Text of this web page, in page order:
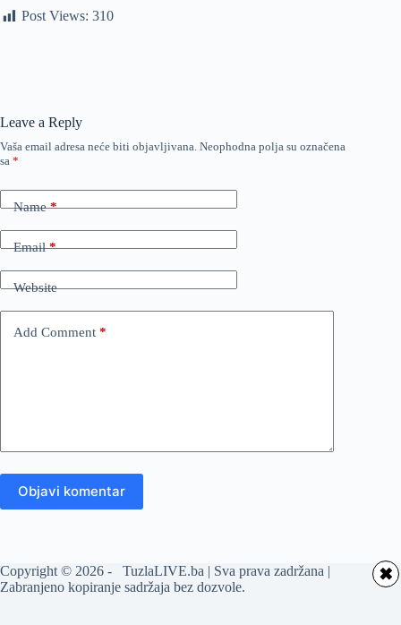
Post Views: 310
Leave a Reply
Vaša email adresa neće biti objavljivana. Neophodna polja su označena
sa *
Name*
Email*
Website
Add Comment *
Objavi komentar
Copyright © 2026 - TuzlaLIVE.ba | Sva prava zadržana |
Zabranjeno kopiranje sadržaja bez dozvole.
✖